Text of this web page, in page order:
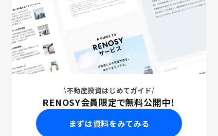
不動産投資はじめてガイド
RENOSY会員限定で無料公開中！
まずは資料をみてみる